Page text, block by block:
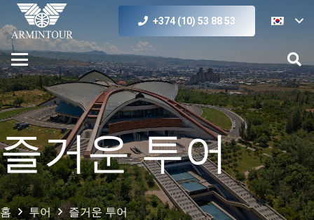
+374 (10) 53 88 53
즐거운 투어
홈 투어 즐거운 투어